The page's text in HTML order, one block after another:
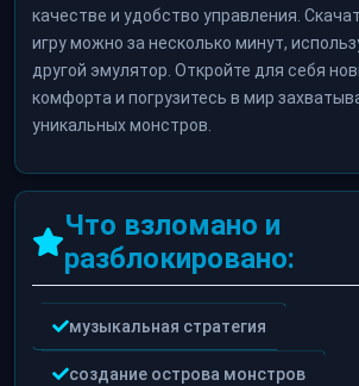
качестве и удобство управления.
игру можно за несколько минут,
другой эмулятор. Откройте для себя
комфорта и погрузитесь в мир
уникальных монстров.
Что взломано и
разблокировано:
музыкальная стратегия
создание острова монстров